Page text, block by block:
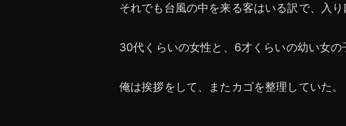
それでも台風の中を来る客はいる訳で、入
30代くらいの女性と、6才くらいの幼い女の
俺は挨拶をして、またカゴを整理していた。